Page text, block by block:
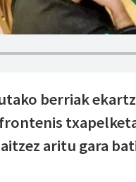
berriak
aritu gara